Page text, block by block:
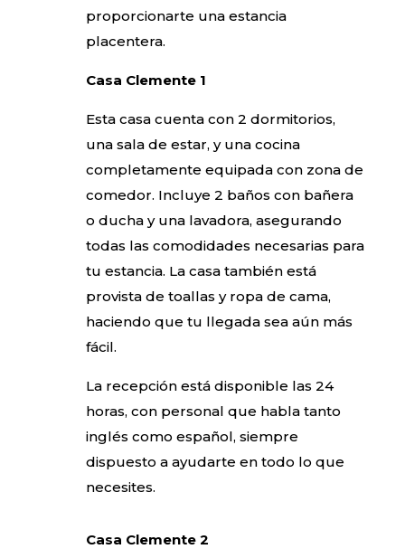
proporcionarte una estancia
placentera.
Casa Clemente 1
Esta casa cuenta con 2 dormitorios,
una sala de estar, y una cocina
completamente equipada con zona de
comedor. Incluye 2 baños con bañera
o ducha y una lavadora, asegurando
todas las comodidades necesarias para
tu estancia. La casa también está
provista de toallas y ropa de cama,
haciendo que tu llegada sea aún más
fácil.
La recepción está disponible las 24
horas, con personal que habla tanto
inglés como español, siempre
dispuesto a ayudarte en todo lo que
necesites.
Casa Clemente 2